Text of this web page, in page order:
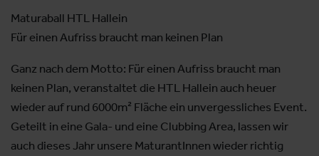
Maturaball HTL Hallein
Für einen Aufriss braucht man keinen Plan
Ganz nach dem Motto: Für einen Aufriss braucht man
keinen Plan, veranstaltet die HTL Hallein auch heuer
wieder auf rund 6000m² Fläche ein unvergessliches Event.
Geteilt in eine Gala- und eine Clubbing Area, lassen wir
auch dieses Jahr unsere MaturantInnen wieder richtig